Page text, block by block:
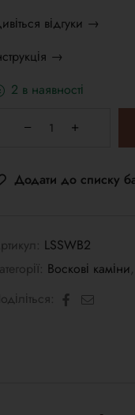
відгуки →
→
2 в наявності
Додати до списку
LSSWB2
Воскові каміни,
Facebook